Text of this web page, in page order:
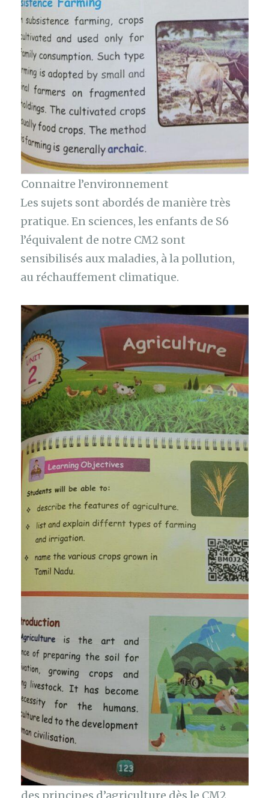
Connaitre l’environnement
Les sujets sont abordés de manière très
pratique. En sciences, les enfants de S6
l’équivalent de notre CM2 sont
sensibilisés aux maladies, à la pollution,
au réchauffement climatique.